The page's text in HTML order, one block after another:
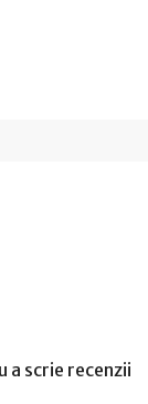
a scrie recenzii